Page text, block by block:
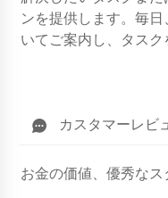
ンを提供します。毎
いてご案内し、タス
カスタマーレビ
お金の価値、優秀な